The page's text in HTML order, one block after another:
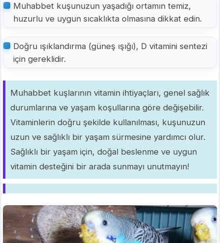
Muhabbet kuşunuzun yaşadığı ortamın temiz,
huzurlu ve uygun sıcaklıkta olmasına dikkat edin.
Doğru ışıklandırma (güneş ışığı), D vitamini sentezi
için gereklidir.
Muhabbet kuşlarının vitamin ihtiyaçları, genel sağlık
durumlarına ve yaşam koşullarına göre değişebilir.
Vitaminlerin doğru şekilde kullanılması, kuşunuzun
uzun ve sağlıklı bir yaşam sürmesine yardımcı olur.
Sağlıklı bir yaşam için, doğal beslenme ve uygun
vitamin desteğini bir arada sunmayı unutmayın!